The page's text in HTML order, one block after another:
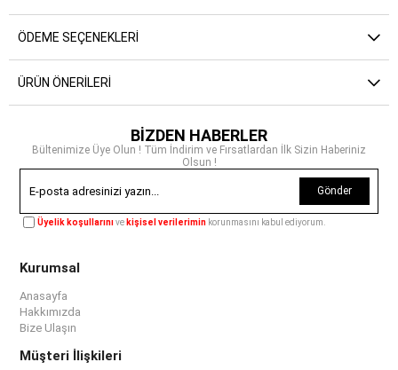
ÖDEME SEÇENEKLERI
ÜRÜN ÖNERILERI
BİZDEN HABERLER
Bültenimize Üye Olun ! Tüm İndirim ve Fırsatlardan İlk Sizin Haberiniz
Olsun !
Gönder
Üyelik koşullarınıve kişisel verilerimin korunmasını kabul ediyorum.
Kurumsal
Anasayfa
Hakkımızda
Bize Ulaşın
Müşteri İlişkileri